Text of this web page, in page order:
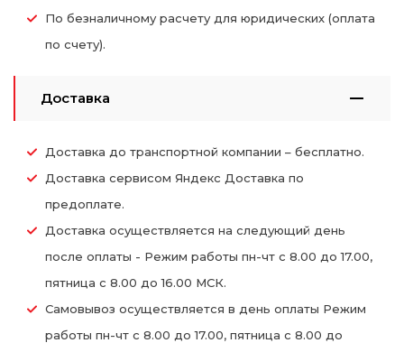
По безналичному расчету для юридических (оплата
по счету).
Доставка
Доставка до транспортной компании – бесплатно.
Доставка сервисом Яндекс Доставка по
предоплате.
Доставка осуществляется на следующий день
после оплаты - Режим работы пн-чт с 8.00 до 17.00,
пятница с 8.00 до 16.00 МСК.
Самовывоз осуществляется в день оплаты Режим
работы пн-чт с 8.00 до 17.00, пятница с 8.00 до